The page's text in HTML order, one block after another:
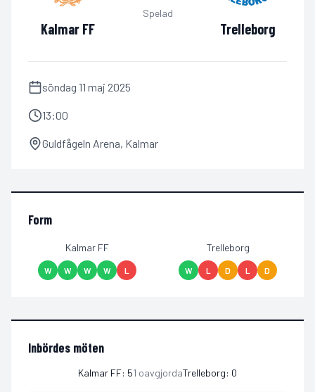
Kalmar FF
Spelad
Trelleborg
söndag 11 maj 2025
13:00
Guldfågeln Arena, Kalmar
Form
Kalmar FF
W W W W L
Trelleborg
W L D L D
Inbördes möten
Kalmar FF: 51 oavgjordaTrelleborg: 0